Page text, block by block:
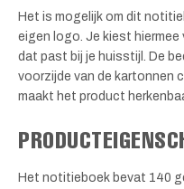
Het is mogelijk om dit
eigen logo. Je kiest
dat past bij je huisstijl. De
voorzijde van de kartonnen
maakt het product
Het notitieboek bevat 140